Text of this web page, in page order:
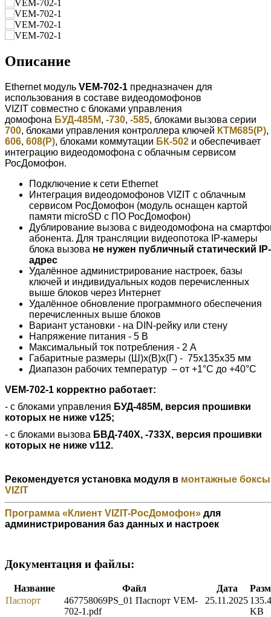
Описание
Ethernet модуль VEM-702-1 предназначен для
использования в составе видеодомофонов
VIZIT совместно с блоками управления
домофона БУД-485М, -730, -585, блоками вызова серии
700, блоками управления контроллера ключей КТМ685(Р),
606, 608(Р), блоками коммутации БК-502 и обеспечивает
интеграцию видеодомофона с облачным сервисом
РосДомофон.
Подключение к сети Ethernet
Интеграция видеодомофонов VIZIT с облачным
сервисом РосДомофон (модуль оснащен картой
памяти microSD с ПО РосДомофон)
Дублирование вызова с видеодомофона на
абонента. Для трансляции видеопотока IP-камеры
блока вызова не нужен публичный статический IP-
адрес
Удалённое администрирование настроек, базы
ключей и индивидуальных кодов перечисленных
выше блоков через Интернет
Удалённое обновление программного обеспечения
перечисленных выше блоков
Вариант установки - на DIN-рейку или стену
Напряжение питания - 5 В
Максимальный ток потребления - 2 А
Габаритные размеры (Ш)х(В)х(Г) - 75х135х35 мм
Диапазон рабочих температур – от +1°C до +40°C
VEM-702-1 корректно работает:
- с блоками управления БУД-485М, версия прошивки
которых не ниже v125;
- с блоками вызова БВД-740Х, -733Х, версия прошивки
которых не ниже v112.
Рекомендуется установка модуля в монтажные боксы
VIZIT
Программа «Клиент VIZIT-РосДомофон» для
администрирования баз данных и настроек
Документация и файлы:
Название Файл Дата
Паспорт
467758069PS_01 Паспорт VEM-
702-1.pdf
25.11.2025
KB